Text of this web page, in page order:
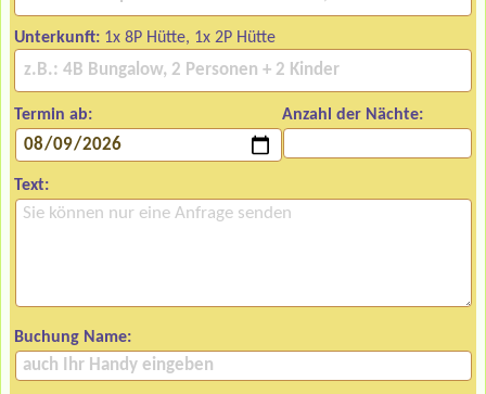
Unterkunft: 1x 8P Hütte, 1x 2P Hütte
Termin ab: Anzahl der Nächte:
Text:
Buchung Name: